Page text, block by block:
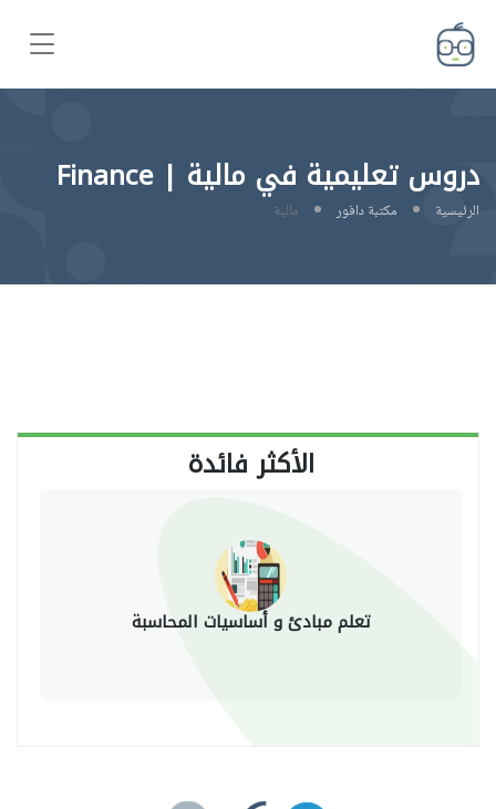
دروس تعليمية في مالية | Finance
الرئيسية مكتبة دافور مالية
الأكثر فائدة
تعلم مبادئ و أساسيات المحاسبة